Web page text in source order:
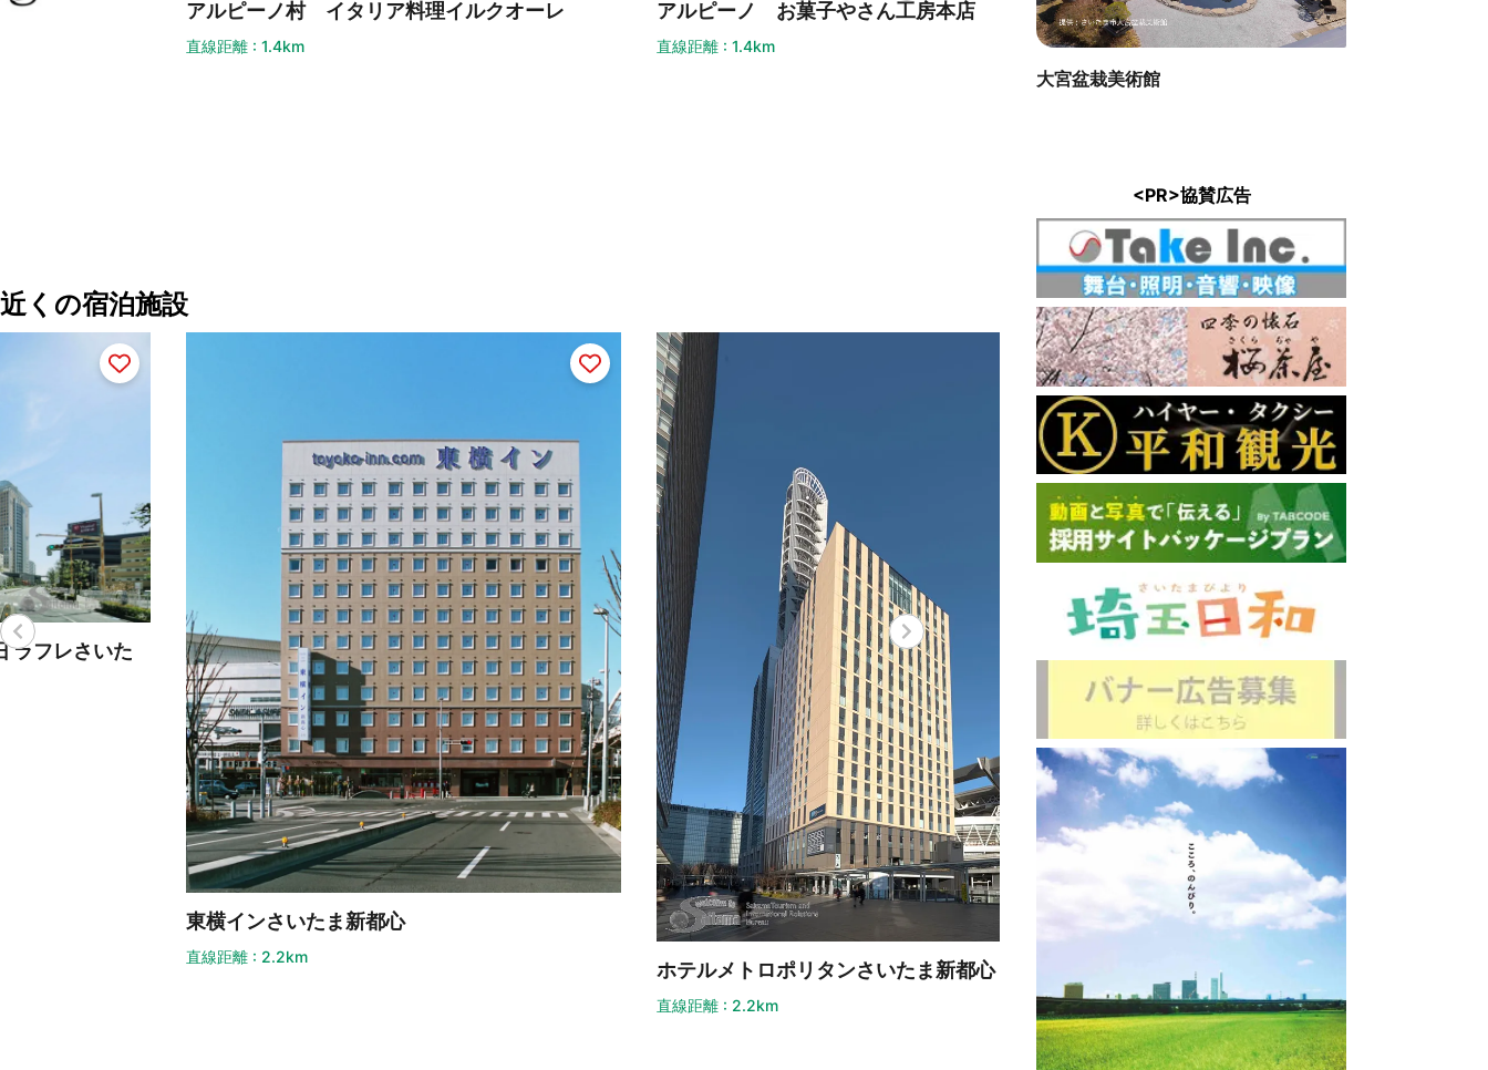
アルピーノ村 イタリア料理イルクオーレ アルピーノ お菓子やさん工房本店 アルピーノ村 素敵屋さん
直線距離 : 1.5km
近くの宿泊施設
東横インさいたま新都心
ホテルメトロポリタンさいたま新都心
ホテルブリランテ武蔵野
直線距離 : 2.2km
大宮盆栽美術館
<PR>協賛広告